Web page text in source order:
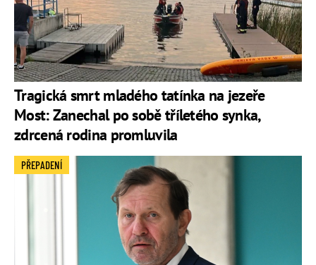
Tragická smrt mladého tatínka na jezeře
Most: Zanechal po sobě tříletého synka,
zdrcená rodina promluvila
PŘEPADENÍ